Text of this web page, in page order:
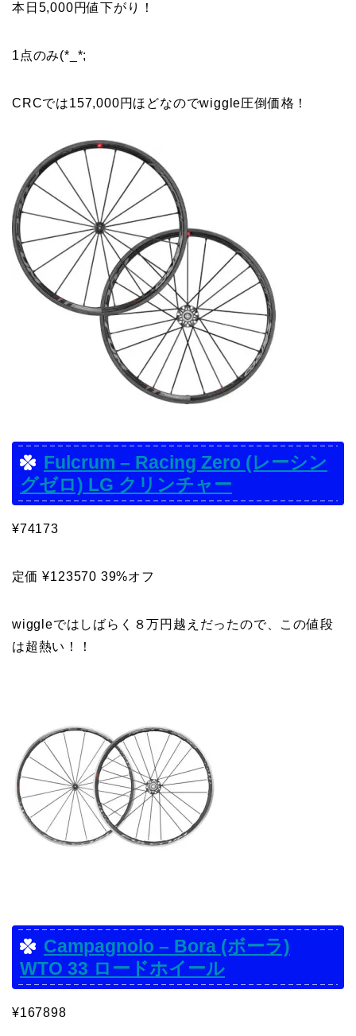
本日5,000円値下がり！
1点のみ(*_*;
CRCでは157,000円ほどなのでwiggle圧倒価格！
Fulcrum – Racing Zero (レーシン
グゼロ) LG クリンチャー
¥74173
定価 ¥123570 39%オフ
wiggleではしばらく８万円越えだったので、この値段
は超熱い！！
Campagnolo – Bora (ボーラ)
WTO 33 ロードホイール
¥167898